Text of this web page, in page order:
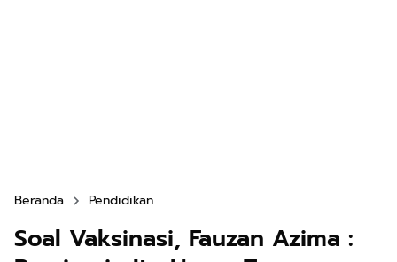
Beranda Pendidikan
Soal Vaksinasi, Fauzan Azima :